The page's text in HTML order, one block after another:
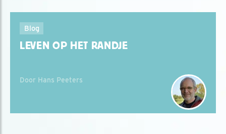
Blog
LEVEN OP HET RANDJE
Door Hans Peeters